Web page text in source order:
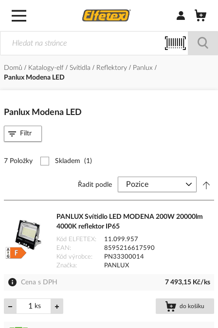
Přihlásit/
Domů Katalogy-elf Svítidla Reflektory
Panlux
Panlux Modena LED
Panlux Modena LED
7 Položky Skladem (1)
Řadit podle
PANLUX Svítidlo LED MODENA 200W 20000lm
4000K reflektor IP65
Kód ELFETEX
11.099.957
EAN
8595216617590
Kód výrobce
PN33300014
Značka
PANLUX
Cena s DPH 7 493,15 Kč/ks
ks do košíku
Filtr